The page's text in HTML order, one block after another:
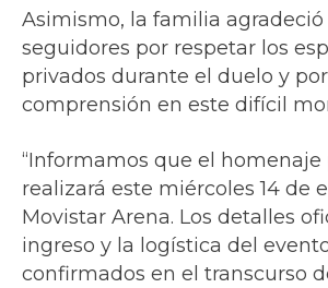
Asimismo, la familia agradeció
seguidores por respetar los
privados durante el duelo y
comprensión en este difícil
“Informamos que el homenaje
realizará este miércoles 14 de
Movistar Arena. Los detalles
ingreso y la logística del
confirmados en el transcurso